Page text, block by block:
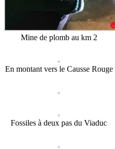
Mine de plomb au km 2
En montant vers le Causse Rouge
Fossiles à deux pas du Viaduc